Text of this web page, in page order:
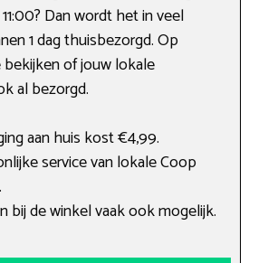
Dan wordt het in veel
1 dag thuisbezorgd. Op
bekijken of jouw lokale
al bezorgd.
aan huis kost €4,99.
service van lokale Coop
bij de winkel vaak ook mogelijk.